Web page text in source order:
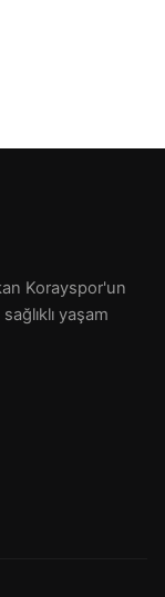
Korayspor'un
yaşam